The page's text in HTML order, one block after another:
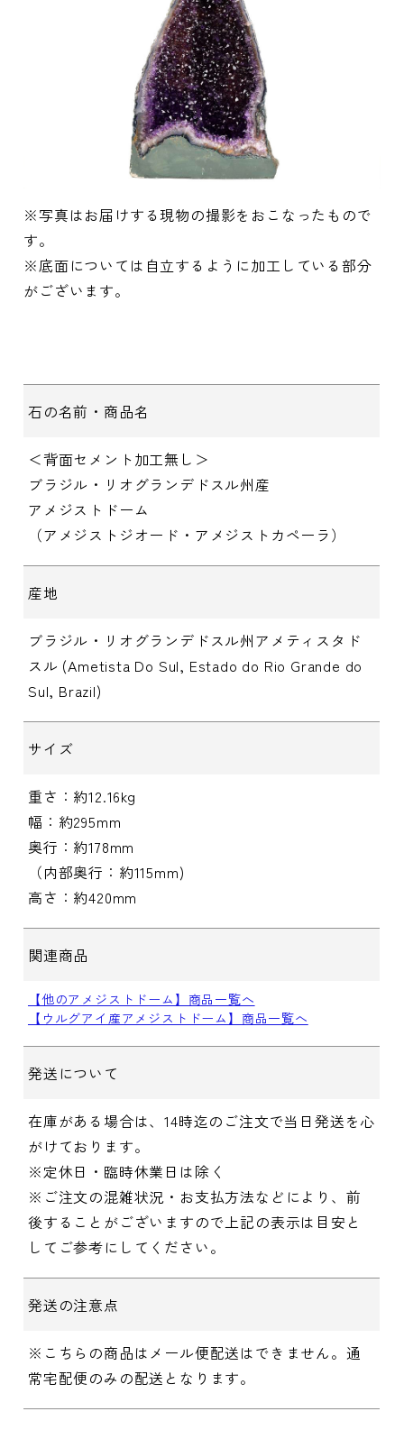
※写真はお届けする現物の撮影をおこなったもので
す。
※底面については自立するように加工している部分
がございます。
石の名前・商品名
＜背面セメント加工無し＞
ブラジル・リオグランデドスル州産
アメジストドーム
（アメジストジオード・アメジストカペーラ）
産地
ブラジル・リオグランデドスル州アメティスタド
スル (Ametista Do Sul, Estado do Rio Grande do
Sul, Brazil)
サイズ
重さ：約12.16kg
幅：約295mm
奥行：約178mm
（内部奥行：約115mm)
高さ：約420mm
関連商品
【他のアメジストドーム】商品一覧へ
【ウルグアイ産アメジストドーム】商品一覧へ
発送について
在庫がある場合は、14時迄のご注文で当日発送を心
がけております。
※定休日・臨時休業日は除く
※ご注文の混雑状況・お支払方法などにより、前
後することがございますので上記の表示は目安と
してご参考にしてください。
発送の注意点
※こちらの商品はメール便配送はできません。通
常宅配便のみの配送となります。